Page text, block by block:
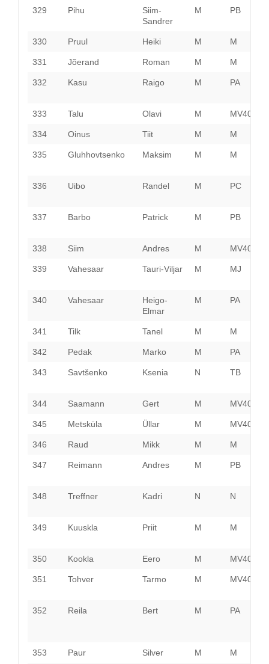
329 Pihu
Siim-
Sandrer
M PB
330 Pruul Heiki M M
331 Jõerand Roman M M
332 Kasu Raigo M PA
333 Talu Olavi M MV40
334 Oinus Tiit M M
335 Gluhhovtsenko Maksim M M
336 Uibo Randel M PC
337 Barbo Patrick M PB
338 Siim Andres M MV40
339 Vahesaar Tauri-Viljar M MJ
340 Vahesaar
Heigo-
Elmar
M PA
341 Tilk Tanel M M
342 Pedak Marko M PA
343 Savtšenko Ksenia N TB
344 Saamann Gert M MV40
345 Metsküla Üllar M MV40
346 Raud Mikk M M
347 Reimann Andres M PB
348 Treffner Kadri N N
349 Kuuskla Priit M M
350 Kookla Eero M MV40
351 Tohver Tarmo M MV40
352 Reila Bert M PA
353 Paur Silver M M